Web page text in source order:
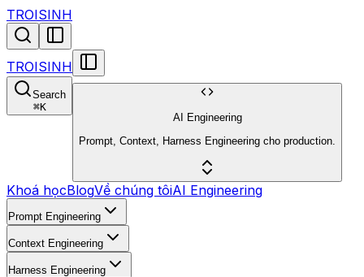
TROISINH
TROISINH
Search
⌘K
AI Engineering
Prompt, Context, Harness Engineering cho production.
Khoá họcBlogVề chúng tôiAI Engineering
Prompt Engineering
Context Engineering
Harness Engineering